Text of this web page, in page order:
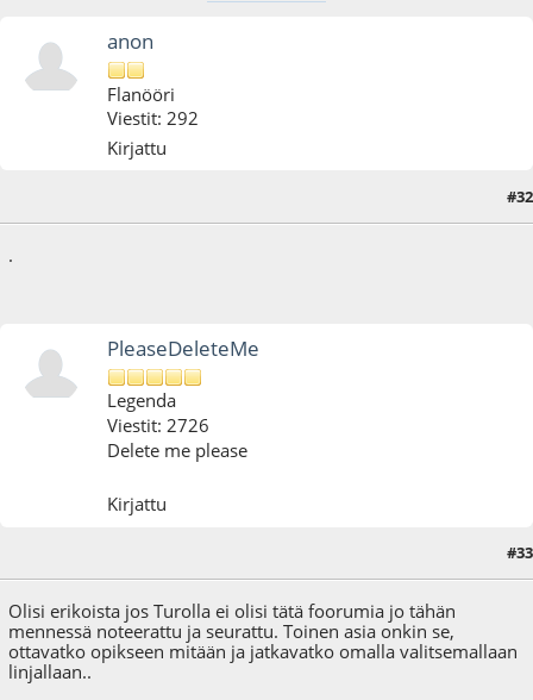
anon
Flanööri
Viestit: 292
Kirjattu
#32
.
PleaseDeleteMe
Legenda
Viestit: 2726
Delete me please
Kirjattu
#33
Olisi erikoista jos Turolla ei olisi tätä foorumia jo tähän
mennessä noteerattu ja seurattu. Toinen asia onkin se,
ottavatko opikseen mitään ja jatkavatko omalla valitsemallaan
linjallaan..